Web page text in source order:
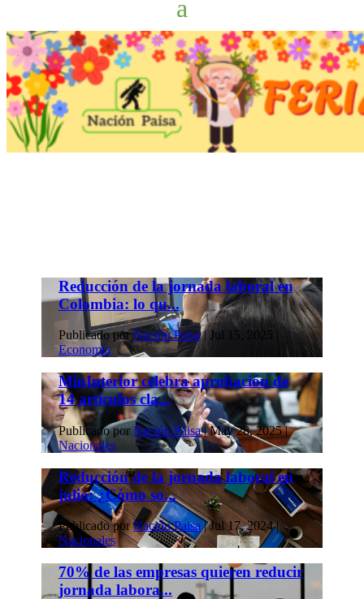
Reducción de la jornada laboral en
Colombia: lo qu...
Publicado porNación Paisa| Jul 15, 2025
Economía
MinInterior celebra aprobación de
14 artículos cla...
Publicado porNación Paisa|May 28, 2025|
Nacionales
Reducción de la jornada laboral en
julio: ¿Cómo so...
Publicado porNación Paisa|Jul 17, 2024|
Nacionales
70% de las empresas quieren reducir
jornada labora...